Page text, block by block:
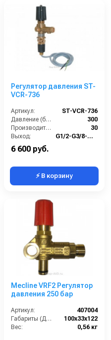
Регулятор давления ST-
VCR-736
Артикул:
ST-VCR-736
Давление (бар):
300
Производительность (л/мин):
30
Выход:
G1/2-G3/8-G1/2
6 600 руб.
⚡ В корзину
Mecline VRF2 Регулятор
давления 250 бар
Артикул:
407004
Габариты (ДхШхВ):
100х33х122
Вес:
0,56 кг